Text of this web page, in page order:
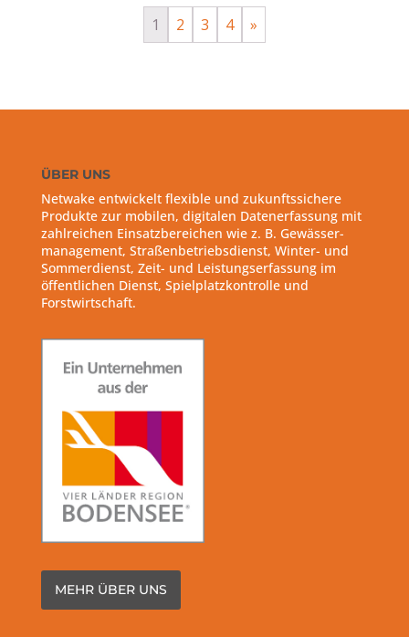
1 2 3 4 »
ÜBER UNS
Netwake entwickelt flexible und zukunftssichere
Produkte zur mobilen, digitalen Datenerfassung mit
zahlreichen Einsatzbereichen wie z. B. Gewässer-
management, Straßenbetriebsdienst, Winter- und
Sommerdienst, Zeit- und Leistungserfassung im
öffentlichen Dienst, Spielplatzkontrolle und
Forstwirtschaft.
MEHR ÜBER UNS